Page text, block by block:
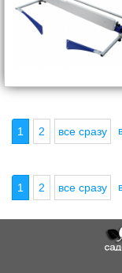
1 2 все сразу
1 2 все сразу